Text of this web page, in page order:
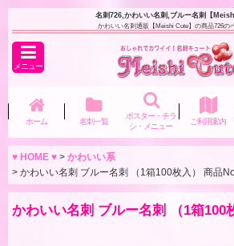
名刺726,かわいい名刺,ブルー名刺【
かわいい名刺通販【Meishi Cute】の商品726の
メニュー
ホーム 名刺一覧
ポスター・チラ
シ・メニュー
ご利用案内
♥ HOME ♥ > かわいい系
> かわいい名刺 ブルー名刺 （1箱100枚入） 商品
かわいい名刺 ブルー名刺 （1箱100